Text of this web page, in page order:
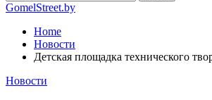
GomelStreet.by
Home
Новости
Детская площадка технического
Новости